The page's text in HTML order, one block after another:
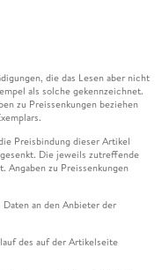
die das Lesen aber nicht
als solche gekennzeichnet.
zu Preissenkungen beziehen
Preisbindung dieser Artikel
Die jeweils zutreffende
zu Preissenkungen
an den Anbieter der
des auf der Artikelseite